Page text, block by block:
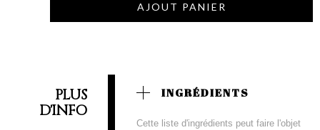
AJOUT PANIER
PLUS
D'INFO
INGRÉDIENTS
Cette liste d'ingrédients peut faire l'objet